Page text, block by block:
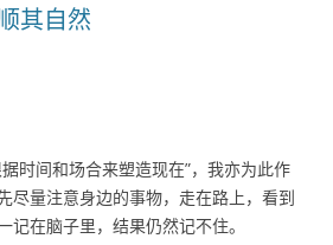
其自然
时间和场合来塑造现在”，我亦为此作
尽量注意身边的事物，走在路上，看到
记在脑子里，结果仍然记不住。